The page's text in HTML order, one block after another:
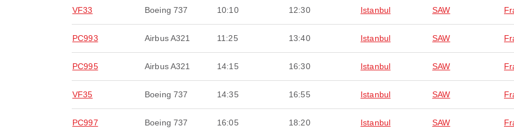
VF33 Boeing 737 10:10 12:30 Istanbul SAW
PC993 Airbus A321 11:25 13:40 Istanbul SAW
PC995 Airbus A321 14:15 16:30 Istanbul SAW
VF35 Boeing 737 14:35 16:55 Istanbul SAW
PC997 Boeing 737 16:05 18:20 Istanbul SAW